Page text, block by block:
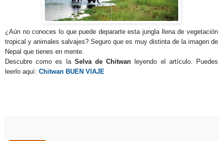
¿Aún no conoces lo que puede depararte esta jungla llena de vegetación
tropical y animales salvajes? Seguro que es muy distinta de la imagen de
Nepal que tienes en mente.
Descubre como es la Selva de Chitwan leyendo el artículo. Puedes
leerlo aquí: Chitwan BUEN VIAJE